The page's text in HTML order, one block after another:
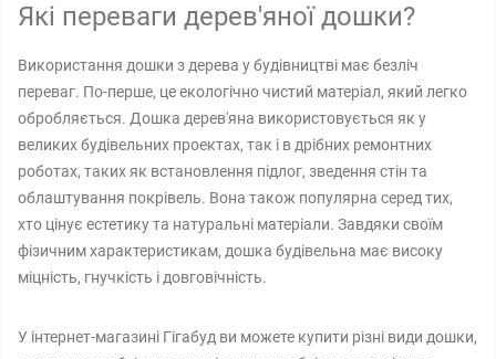
Які переваги дерев'яної дошки?
Використання дошки з дерева у будівництві має безліч
переваг. По-перше, це екологічно чистий матеріал, який легко
обробляється. Дошка дерев'яна використовується як у
великих будівельних проектах, так і в дрібних ремонтних
роботах, таких як встановлення підлог, зведення стін та
облаштування покрівель. Вона також популярна серед тих,
хто цінує естетику та натуральні матеріали. Завдяки своїм
фізичним характеристикам, дошка будівельна має високу
міцність, гнучкість і довговічність.
У інтернет-магазині Гігабуд ви можете купити різні види дошки,